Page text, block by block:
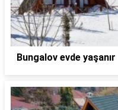
Bungalov evde yaşanır